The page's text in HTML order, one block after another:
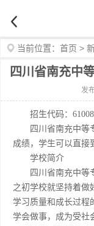
当前位置： 首页 >
四川省南充中
发
招生代码：61008
四川省南充中等专
成绩，学生可以直接
学校简介
四川省南充中等专
之初学校就坚持着做
学习质量和成长过程
学会做事，成为受社